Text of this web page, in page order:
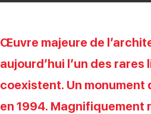
Œuvre majeure de
aujourd’hui l’un des
coexistent. Un
en 1994. Magnifiquement